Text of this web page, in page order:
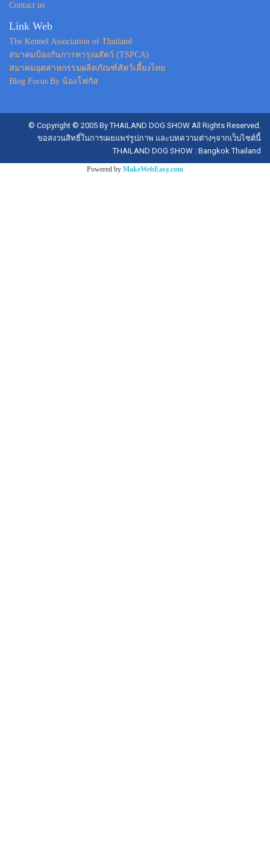
Contact us
Link Web
The Kennel Association of Thailand
สมาคมป้องกันการทารุณสัตว์ (TSPCA)
สมาคมอุตสาหกรรมผลิตภัณฑ์สัตว์เลี้ยงไทย
Blog Focus By น้องโฟกัส
© Copyright © 2005 By THAILAND DOG SHOW All Rights Reserved.
ขอสงวนสิทธิ์ในการเผยแพร่รูปภาพ และบทความต่างๆจากเว็บไซต์นี้
THAILAND DOG SHOW : Bangkok Thailand
Powered by MakeWebEasy.com